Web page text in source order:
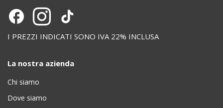
I PREZZI INDICATI SONO IVA 22% INCLUSA
La nostra azienda
Chi siamo
Dove siamo